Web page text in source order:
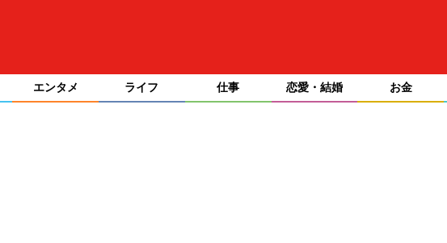
エンタメ ライフ 仕事 恋愛・結婚 お金